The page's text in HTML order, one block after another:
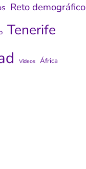
Reto demográfico
Tenerife
Vídeos África